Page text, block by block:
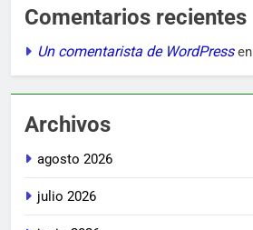
Comentarios recientes
Un comentarista de WordPressen
Archivos
agosto 2026
julio 2026